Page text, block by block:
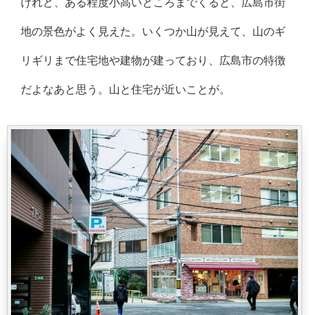
地の景色がよく見えた。いくつか山が見えて、山のギ
リギリまで住宅地や建物が建っており、広島市の特徴
だよなあと思う。山と住宅が近いことが。